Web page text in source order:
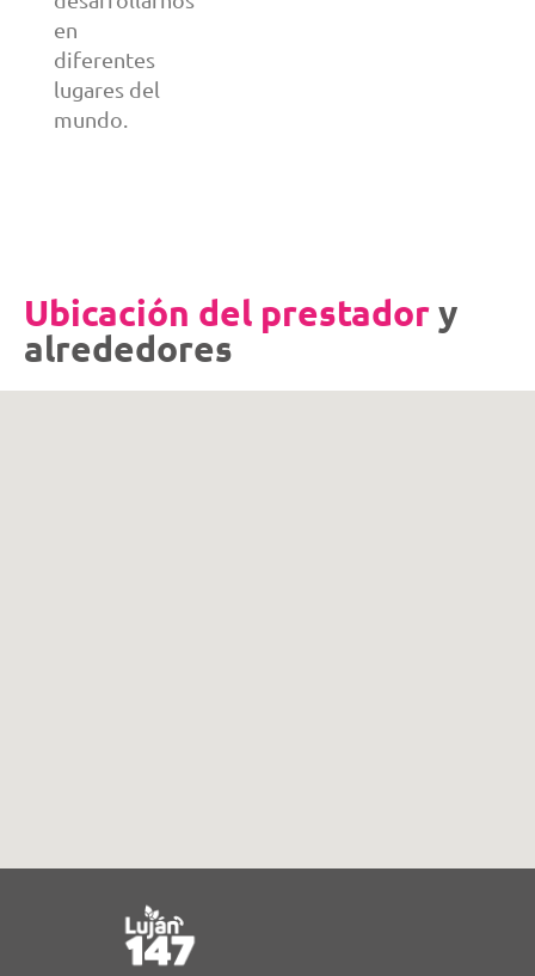
en
diferentes
lugares del
mundo.
Ubicación del prestadory
alrededores